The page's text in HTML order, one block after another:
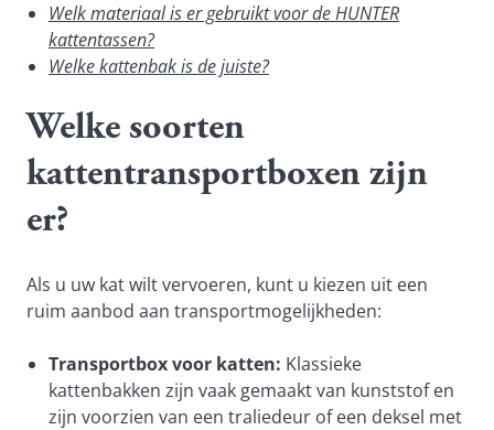
Welk materiaal is er gebruikt voor de HUNTER
kattentassen?
Welke kattenbak is de juiste?
Welke soorten
kattentransportboxen zijn
er?
Als u uw kat wilt vervoeren, kunt u kiezen uit een
ruim aanbod aan transportmogelijkheden:
Transportbox voor katten: Klassieke
kattenbakken zijn vaak gemaakt van kunststof en
zijn voorzien van een traliedeur of een deksel met